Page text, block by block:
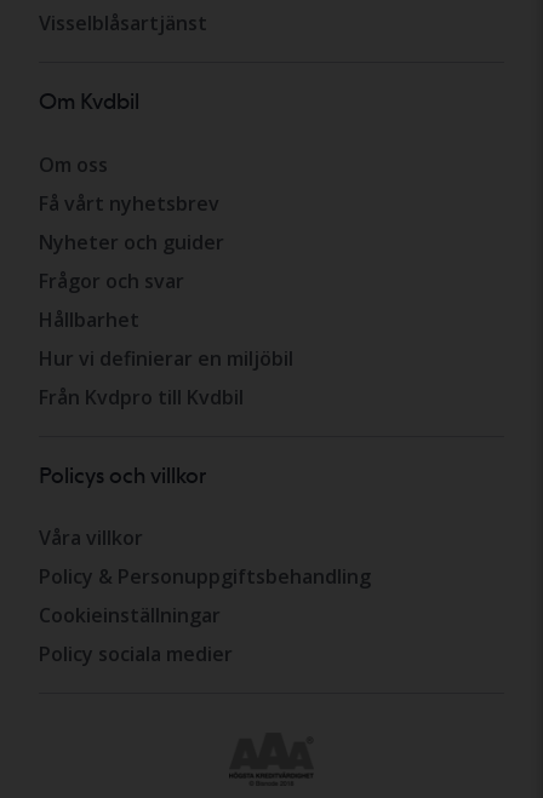
Visselblåsartjänst
Om Kvdbil
Om oss
Få vårt nyhetsbrev
Nyheter och guider
Frågor och svar
Hållbarhet
Hur vi definierar en miljöbil
Från Kvdpro till Kvdbil
Policys och villkor
Våra villkor
Policy & Personuppgiftsbehandling
Cookieinställningar
Policy sociala medier